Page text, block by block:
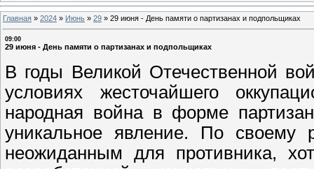
Главная » 2024 » Июнь » 29 » 29 июня - День памяти о партизанах и подпольщиках
09:00
29 июня - День памяти о партизанах и подпольщиках
В годы Великой Отечественной
условиях жесточайшего
народная война в форме
уникальное явление. По своему
неожиданным для противника,